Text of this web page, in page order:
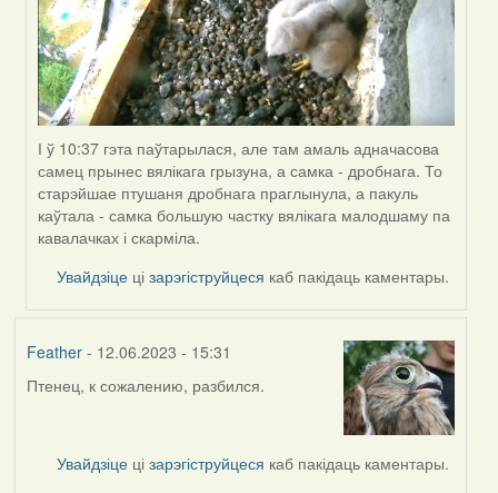
І ў 10:37 гэта паўтарылася, але там амаль адначасова
самец прынес вялікага грызуна, а самка - дробнага. То
старэйшае птушаня дробнага праглынула, а пакуль
каўтала - самка большую частку вялікага малодшаму па
кавалачках і скарміла.
Увайдзіце цізарэгіструйцеся каб пакідаць каментары.
Feather- 12.06.2023 - 15:31
Птенец, к сожалению, разбился.
Увайдзіце цізарэгіструйцеся каб пакідаць каментары.